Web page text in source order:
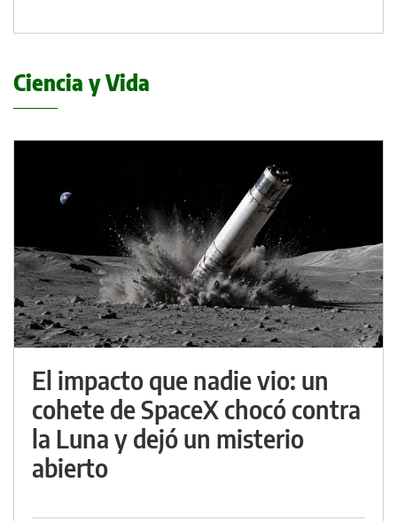
Ciencia y Vida
El impacto que nadie vio: un
cohete de SpaceX chocó contra
la Luna y dejó un misterio
abierto